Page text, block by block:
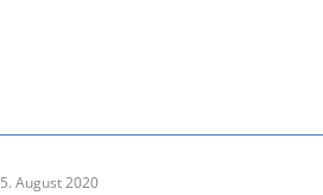
5. August 2020